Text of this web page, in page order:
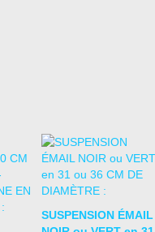
SUSPENSION ÉMAIL